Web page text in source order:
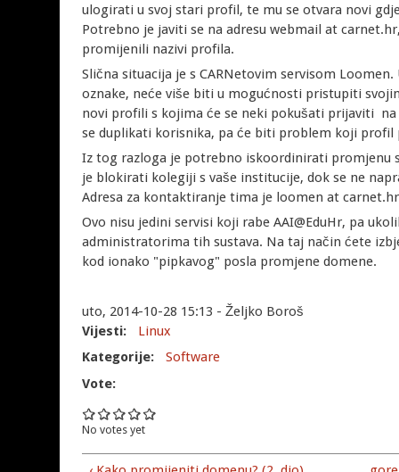
ulogirati u svoj stari profil, te mu se otvara novi
Potrebno je javiti se na adresu webmail at
promijenili nazivi profila.
Slična situacija je s CARNetovim servisom
oznake, neće više biti u mogućnosti pristupiti
novi profili s kojima će se neki pokušati prijaviti
se duplikati korisnika, pa će biti problem koji
Iz tog razloga je potrebno iskoordinirati promjenu
je blokirati kolegiji s vaše institucije, dok se ne
Adresa za kontaktiranje tima je loomen at
Ovo nisu jedini servisi koji rabe AAI@EduHr, pa
administratorima tih sustava. Na taj način ćete
kod ionako "pipkavog" posla promjene domene.
uto, 2014-10-28 15:13 - Željko Boroš
Vijesti:
Linux
Kategorije:
Software
Vote:
No votes yet